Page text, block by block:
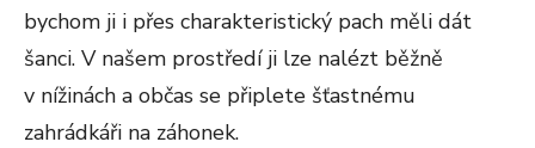
bychom ji i přes charakteristický pach měli dát
šanci. V našem prostředí ji lze nalézt běžně
v nížinách a občas se připlete šťastnému
zahrádkáři na záhonek.